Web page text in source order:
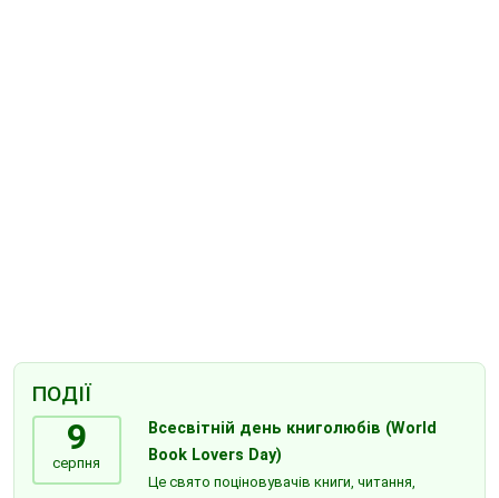
ПОДІЇ
9
серпня
Всесвітній день книголюбів (World
Book Lovers Day)
Це свято поціновувачів книги, читання,